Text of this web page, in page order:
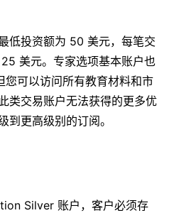
低投资额为 50 美元，每笔交
美元。专家选项基本账户也
您可以访问所有教育材料和市
类交易账户无法获得的更多优
到更高级别的订阅。
Silver 账户，客户必须存